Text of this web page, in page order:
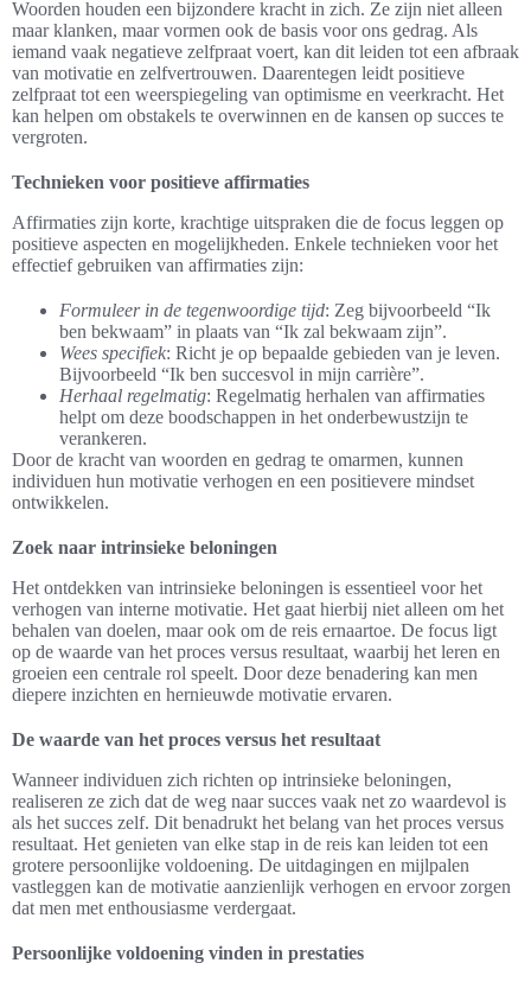
Woorden houden een bijzondere kracht in zich. Ze zijn niet alleen
maar klanken, maar vormen ook de basis voor ons gedrag. Als
iemand vaak negatieve zelfpraat voert, kan dit leiden tot een afbraak
van motivatie en zelfvertrouwen. Daarentegen leidt positieve
zelfpraat tot een weerspiegeling van optimisme en veerkracht. Het
kan helpen om obstakels te overwinnen en de kansen op succes te
vergroten.
Technieken voor positieve affirmaties
Affirmaties zijn korte, krachtige uitspraken die de focus leggen op
positieve aspecten en mogelijkheden. Enkele technieken voor het
effectief gebruiken van affirmaties zijn:
Formuleer in de tegenwoordige tijd: Zeg bijvoorbeeld “Ik
ben bekwaam” in plaats van “Ik zal bekwaam zijn”.
Wees specifiek: Richt je op bepaalde gebieden van je leven.
Bijvoorbeeld “Ik ben succesvol in mijn carrière”.
Herhaal regelmatig: Regelmatig herhalen van affirmaties
helpt om deze boodschappen in het onderbewustzijn te
verankeren.
Door de kracht van woorden en gedrag te omarmen, kunnen
individuen hun motivatie verhogen en een positievere mindset
ontwikkelen.
Zoek naar intrinsieke beloningen
Het ontdekken van intrinsieke beloningen is essentieel voor het
verhogen van interne motivatie. Het gaat hierbij niet alleen om het
behalen van doelen, maar ook om de reis ernaartoe. De focus ligt
op de waarde van het proces versus resultaat, waarbij het leren en
groeien een centrale rol speelt. Door deze benadering kan men
diepere inzichten en hernieuwde motivatie ervaren.
De waarde van het proces versus het resultaat
Wanneer individuen zich richten op intrinsieke beloningen,
realiseren ze zich dat de weg naar succes vaak net zo waardevol is
als het succes zelf. Dit benadrukt het belang van het proces versus
resultaat. Het genieten van elke stap in de reis kan leiden tot een
grotere persoonlijke voldoening. De uitdagingen en mijlpalen
vastleggen kan de motivatie aanzienlijk verhogen en ervoor zorgen
dat men met enthousiasme verdergaat.
Persoonlijke voldoening vinden in prestaties